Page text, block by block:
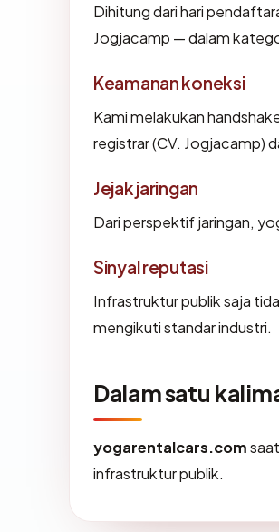
Dihitung dari hari
Jogjacamp — dalam
Keamanan koneksi
Kami melakukan
registrar (CV. Jogjacamp)
Jejak jaringan
Dari perspektif jaringan,
Sinyal reputasi
Infrastruktur publik saja
mengikuti standar industri.
Dalam satu
yogarentalcars.com
infrastruktur publik.